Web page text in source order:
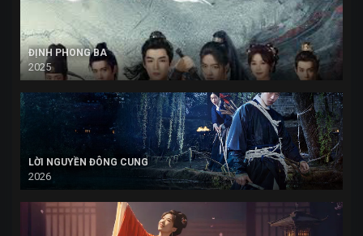
ĐỊNH PHONG BA
2025
LỜI NGUYỀN ĐÔNG CUNG
2026